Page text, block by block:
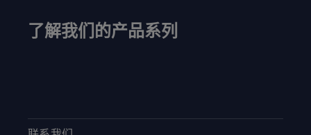
了解我们的产品系列